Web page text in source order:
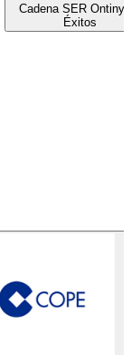
Cadena SER
Éxitos